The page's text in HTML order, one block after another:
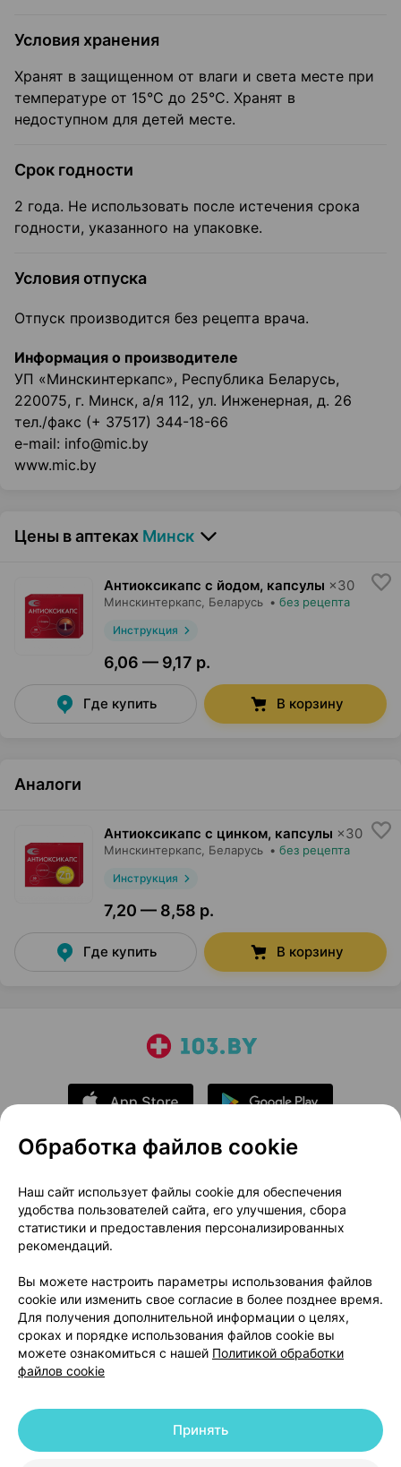
Условия хранения
Хранят в защищенном от влаги и света месте при
температуре от 15°С до 25°С. Хранят в
недоступном для детей месте.
Срок годности
2 года. Не использовать после истечения срока
годности, указанного на упа­ковке.
Условия отпуска
Отпуск производится без рецепта врача.
Информация о производителе
УП «Минскинтеркапс», Республика Беларусь,
220075, г. Минск, а/я 112, ул. Инженерная, д. 26
тел./факс (+ 37517) 344-18-66
e-mail: info@mic.by
www.mic.by
Цены в аптеках Минск
Антиоксикапс с йодом, капсулы ×30
Минскинтеркапс, Беларусь • без рецепта
Инструкция
6,06 — 9,17 р.
Где купить В корзину
Аналоги
Антиоксикапс с цинком, капсулы ×30
Минскинтеркапс, Беларусь • без рецепта
Инструкция
7,20 — 8,58 р.
Где купить В корзину
О проекте
Новости проекта
Размещение рекламы
Медицинский маркетинг
Публичный договор
Доставка
Способы оплаты
Вакансии
Партнеры
Написать руководителю 103.by
Написать в поддержку
Персональные настройки Cookie
© 2026 ООО «Артокс Лаб», УНП 191700409 | 220012, Республика Беларусь,
Обработка файлов cookie
Наш сайт использует файлы cookie для обеспечения
удобства пользователей сайта, его улучшения, сбора
статистики и предоставления персонализированных
рекомендаций.
Вы можете настроить параметры использования файлов
cookie или изменить свое согласие в более позднее время.
Для получения дополнительной информации о целях,
сроках и порядке использования файлов cookie вы
можете ознакомиться с нашей Политикой обработки
файлов cookie
Принять